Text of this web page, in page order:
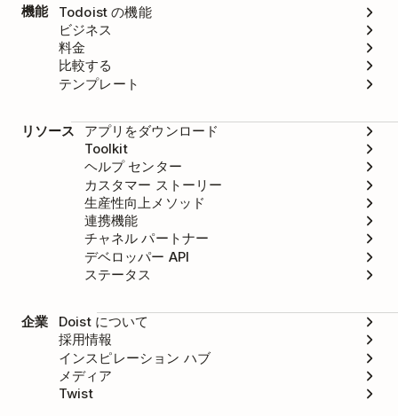
機能
Todoist の機能
ビジネス
料金
比較する
テンプレート
リソース
アプリをダウンロード
Toolkit
ヘルプ センター
カスタマー ストーリー
生産性向上メソッド
連携機能
チャネル パートナー
デベロッパー API
ステータス
企業
Doist について
採用情報
インスピレーション ハブ
メディア
Twist